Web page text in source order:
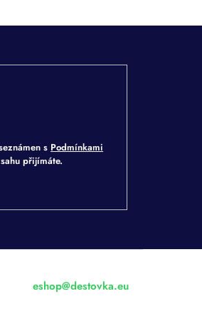
s Podmínkami
přijímáte.
eshop@destovka.eu